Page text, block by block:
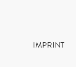
IMPRINT